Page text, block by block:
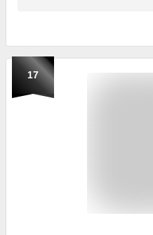
17